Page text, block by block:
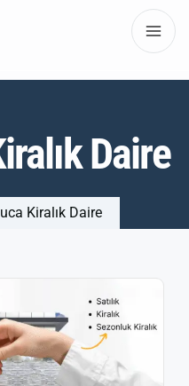
Daire
Kiralık Daire